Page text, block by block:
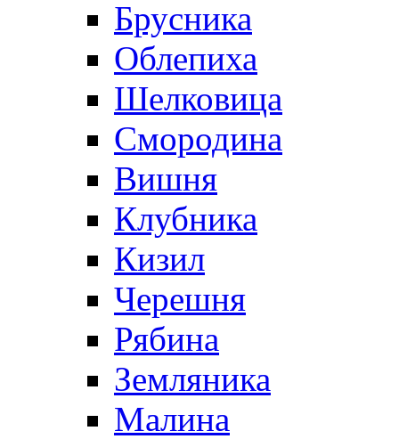
Брусника
Облепиха
Шелковица
Смородина
Вишня
Клубника
Кизил
Черешня
Рябина
Земляника
Малина